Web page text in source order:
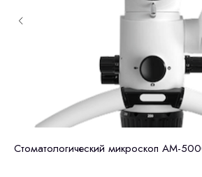
Стоматологический микроскоп АМ-